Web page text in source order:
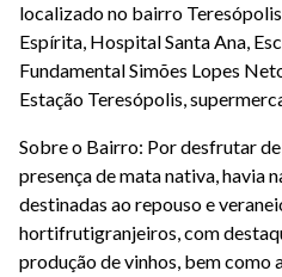
localizado no bairro
Espírita, Hospital Santa Ana,
Fundamental Simões Lopes
Estação Teresópolis,
Sobre o Bairro: Por desfrutar
presença de mata nativa, havia
destinadas ao repouso e
hortifrutigranjeiros, com
produção de vinhos, bem como